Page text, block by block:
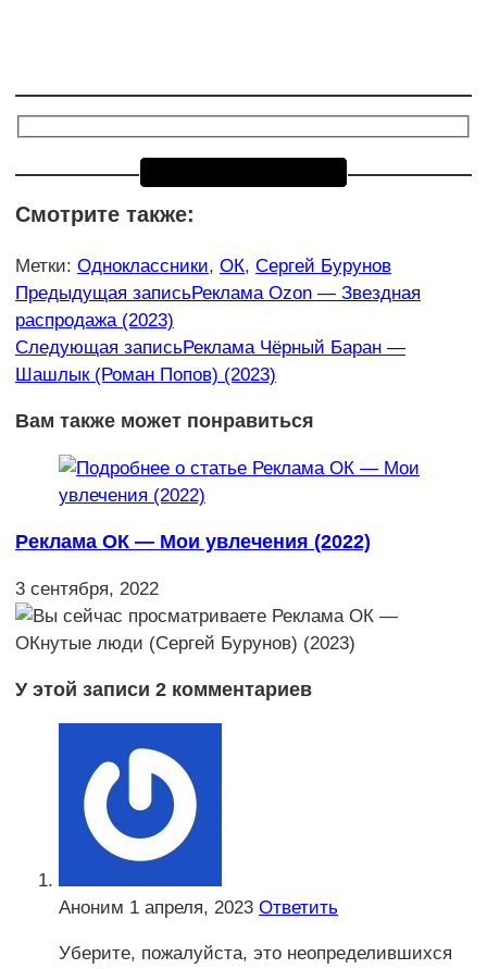
Смотрите также:
Метки: Одноклассники, ОК, Сергей Бурунов
Еще
статьи
Предыдущая записьРеклама Ozon — Звездная
распродажа (2023)
Следующая записьРеклама Чёрный Баран —
Шашлык (Роман Попов) (2023)
Вам также может понравиться
Реклама ОК — Мои увлечения (2022)
3 сентября, 2022
У этой записи 2 комментариев
Аноним 1 апреля, 2023 Ответить
Уберите, пожалуйста, это неопределившихся